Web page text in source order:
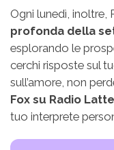
Ogni lunedì, inoltre,
profonda della
esplorando le
cerchi risposte sul
sull’amore, non
Fox su Radio
tuo interprete